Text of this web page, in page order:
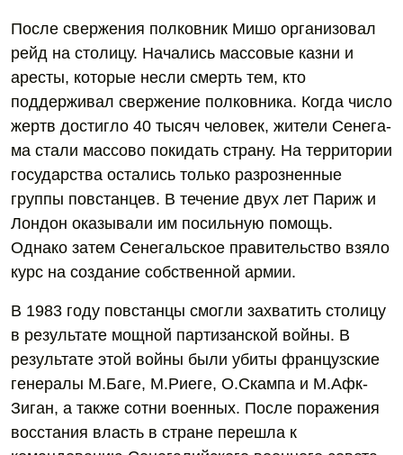
После свержения полковник Мишо организовал
рейд на столицу. Начались массовые казни и
аресты, которые несли смерть тем, кто
поддерживал свержение полковника. Когда число
жертв достигло 40 тысяч человек, жители Сенега-
ма стали массово покидать страну. На территории
государства остались только разрозненные
группы повстанцев. В течение двух лет Париж и
Лондон оказывали им посильную помощь.
Однако затем Сенегальское правительство взяло
курс на создание собственной армии.
В 1983 году повстанцы смогли захватить столицу
в результате мощной партизанской войны. В
результате этой войны были убиты французские
генералы М.Баге, М.Риеге, О.Скампа и М.Афк-
Зиган, а также сотни военных. После поражения
восстания власть в стране перешла к